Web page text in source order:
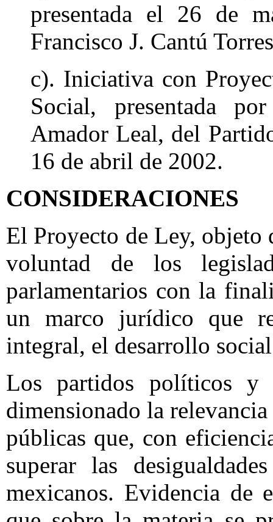
presentada el 26 de
Francisco J. Cantú
c). Iniciativa con
Social, presentada
Amador Leal, del
16 de abril de 2002.
CONSIDERACIONES
El Proyecto de Ley, objeto
voluntad de los
parlamentarios con la
un marco jurídico que
integral, el desarrollo
Los partidos políticos y
dimensionado la
públicas que, con
superar las
mexicanos. Evidencia de